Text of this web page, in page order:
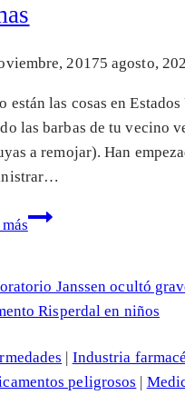
los
que
toman
20175 agosto,
están las cosas en
las barbas de tu vecino
a remojar). Han
Fármacos
«se
chivan»
médico
si
| Industria
peligrosos |